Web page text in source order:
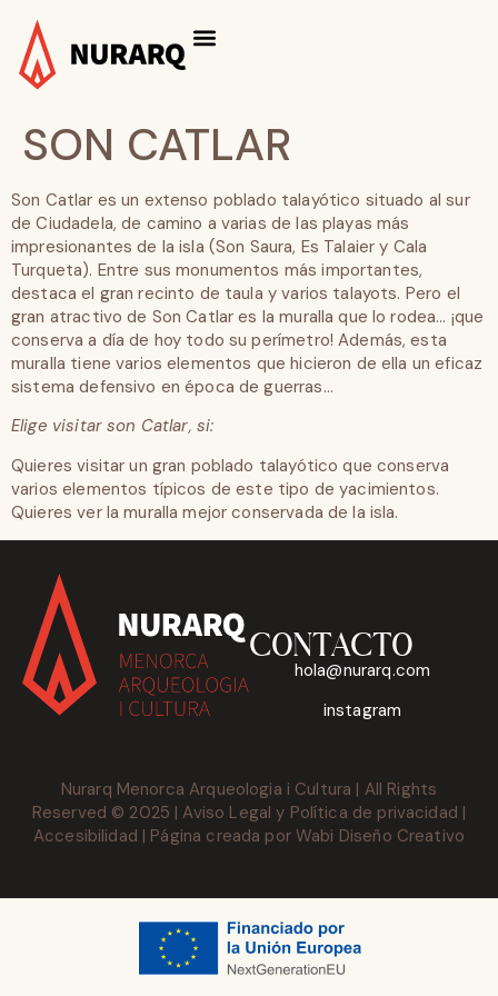
SON CATLAR
Son Catlar es un extenso poblado talayótico situado al sur
de Ciudadela, de camino a varias de las playas más
impresionantes de la isla (Son Saura, Es Talaier y Cala
Turqueta). Entre sus monumentos más importantes,
destaca el gran recinto de taula y varios talayots. Pero el
gran atractivo de Son Catlar es la muralla que lo rodea… ¡que
conserva a día de hoy todo su perímetro! Además, esta
muralla tiene varios elementos que hicieron de ella un eficaz
sistema defensivo en época de guerras…
Elige visitar son Catlar, si:
Quieres visitar un gran poblado talayótico que conserva
varios elementos típicos de este tipo de yacimientos.
Quieres ver la muralla mejor conservada de la isla.
CONTACTO
hola@nurarq.com
instagram
Nurarq Menorca Arqueologia i Cultura | All Rights
Reserved © 2025 |Aviso Legal y Política de privacidad |
Accesibilidad | Página creada porWabi Diseño Creativo